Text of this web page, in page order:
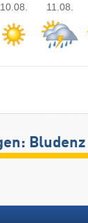
10.08.
11.08.
Bludenz